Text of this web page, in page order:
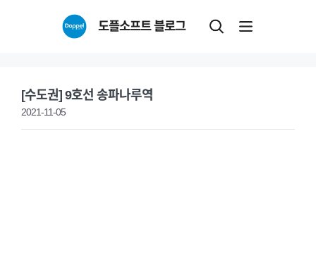
도플소프트 블로그
[수도권] 9호선 송파나루역
2021-11-05